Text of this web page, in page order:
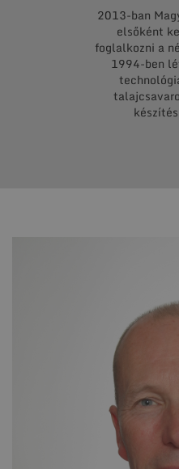
2013-ban
elsőként
foglalkozni a
1994-ben